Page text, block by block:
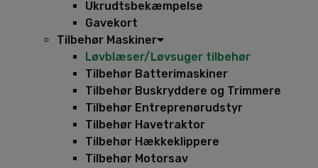
Ukrudtsbekæmpelse
Gavekort
Tilbehør Maskiner
Løvblæser/Løvsuger tilbehør
Tilbehør Batterimaskiner
Tilbehør Buskryddere og Trimmere
Tilbehør Entreprenørudstyr
Tilbehør Havetraktor
Tilbehør Hækkeklippere
Tilbehør Motorsav